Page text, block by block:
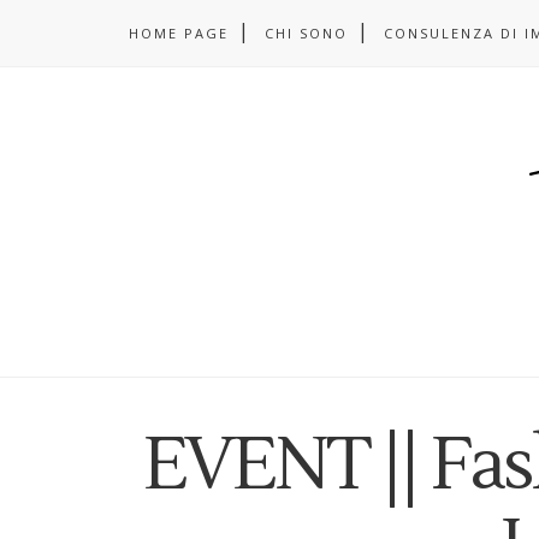
HOME PAGE CHI SONO CONSULENZA DI
EVENT ||